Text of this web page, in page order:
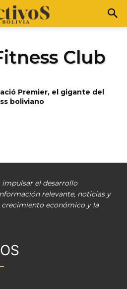
Club
Premier, el gigante del
boliviano
el desarrollo
relevante, noticias y
económico y la